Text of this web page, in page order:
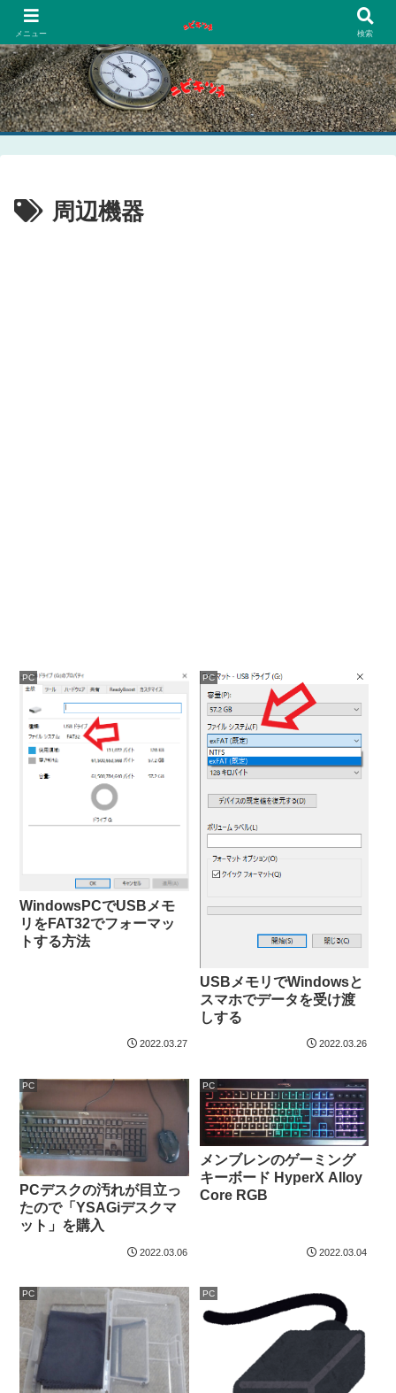
周辺機器
PC
WindowsPCでUSBメモ
リをFAT32でフォーマッ
トする方法
2022.03.27
PC
USBメモリでWindowsと
スマホでデータを受け渡
しする
2022.03.26
PC
PCデスクの汚れが目立っ
たので「YSAGiデスクマ
ット」を購入
2022.03.06
PC
メンブレンのゲーミング
キーボード HyperX Alloy
Core RGB
2022.03.04
PC PC
メニュー 検索